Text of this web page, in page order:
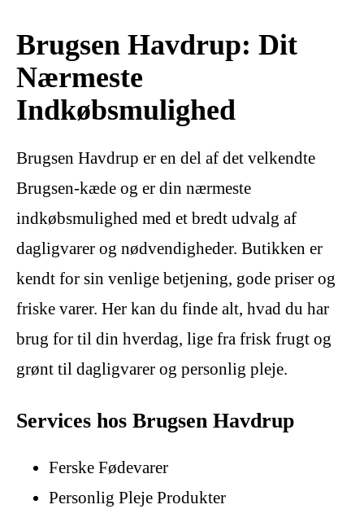
Brugsen Havdrup: Dit
Nærmeste
Indkøbsmulighed
Brugsen Havdrup er en del af det velkendte
Brugsen-kæde og er din nærmeste
indkøbsmulighed med et bredt udvalg af
dagligvarer og nødvendigheder. Butikken er
kendt for sin venlige betjening, gode priser og
friske varer. Her kan du finde alt, hvad du har
brug for til din hverdag, lige fra frisk frugt og
grønt til dagligvarer og personlig pleje.
Services hos Brugsen Havdrup
Ferske Fødevarer
Personlig Pleje Produkter